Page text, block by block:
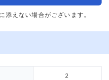
えない場合がございます。
2